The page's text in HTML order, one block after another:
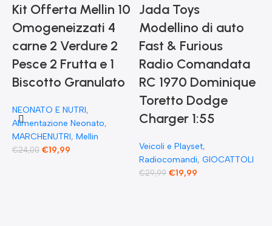
Kit Offerta Mellin 10
Omogeneizzati 4
carne 2 Verdure 2
Pesce 2 Frutta e 1
Biscotto Granulato
NEONATO E NUTRI,
Alimentazione Neonato,
MARCHENUTRI, Mellin
€24,00 €19,99
Jada Toys
Modellino di auto
Fast & Furious
Radio Comandata
RC 1970 Dominique
Toretto Dodge
Charger 1:55
Veicoli e Playset,
Radiocomandi, GIOCATTOLI
€29,99 €19,99